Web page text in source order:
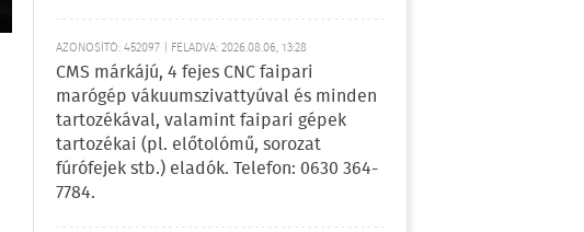
AZONOSÍTÓ: 452097 | FELADVA: 2026.08.06, 13:28
CMS márkájú, 4 fejes CNC faipari
marógép vákuumszivattyúval és minden
tartozékával, valamint faipari gépek
tartozékai (pl. előtolómű, sorozat
fúrófejek stb.) eladók. Telefon: 0630 364-
7784.